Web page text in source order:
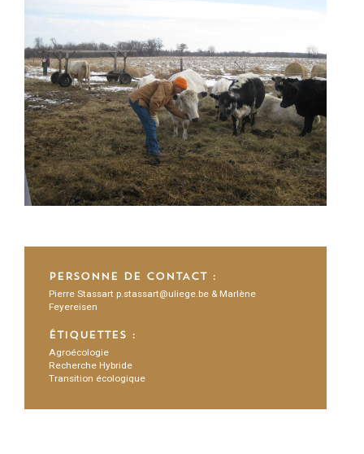
PERSONNE DE CONTACT :
Pierre Stassart p.stassart@uliege.be & Marlène
Feyereisen
ÉTIQUETTES :
Agroécologie
Recherche Hybride
Transition écologique